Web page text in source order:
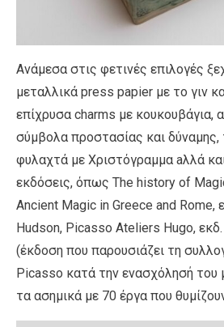
Ανάμεσα στις φετινές επιλογές
μεταλλικά press papier με το γιν
επίχρυσα charms με κουκουβάγια,
σύμβολα προστασίας και
φυλαχτά με Χριστόγραμμα aλλά
εκδόσεις, όπως The history of
Ancient Magic in Greece and Rome,
Hudson, Picasso Ateliers Hugo,
(έκδοση που παρουσιάζει τη
Picasso κατά την ενασχόλησή του
τα ασημικά με 70 έργα που